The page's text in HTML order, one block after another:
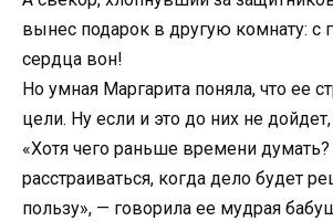
вынес подарок в другую комнату: с
сердца вон!
Но умная Маргарита поняла, что ее
цели. Ну если и это до них не
«Хотя чего раньше времени
расстраиваться, когда дело будет
пользу», — говорила ее мудрая